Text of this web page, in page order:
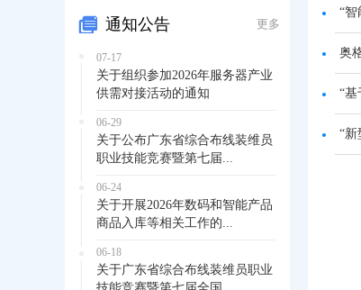
通知公告 更多
07-17
关于组织参加2026年服务器产业
供需对接活动的通知
06-29
关于公布广东省综合布线装维员
职业技能竞赛暨第七届...
06-24
关于开展2026年数码和智能产品
商品入库等相关工作的...
06-18
关于广东省综合布线装维员职业
“
奥
“基
“